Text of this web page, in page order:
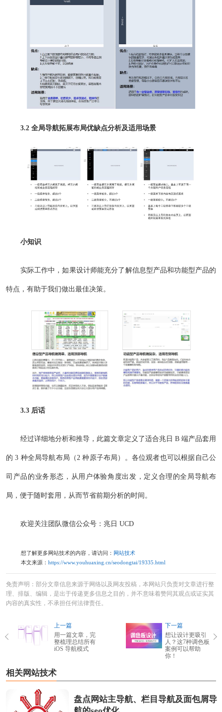
3.2 全局导航拓展布局优缺点分析及适用场景
小知识
实际工作中，如果设计师能充分了解信息型产品和功能型产品的
特点，有助于我们做出最佳决策。
3.3 后话
经过详细地分析和推导，此篇文章定义了适合兆日 B 端产品套用
的 3 种全局导航布局（2 种原子布局）。各位观者也可以根据自己公
司产品的业务形态，从用户体验角度出发，定义合理的全局导航布
局，便于随时套用，从而节省前期分析的时间。
欢迎关注团队微信公众号：兆日 UCD
想了解更多网站技术的内容，请访问： 网站技术
本文来源： https://www.youhuaxing.cn/seodongtai/19335.html
免责声明：部分文章信息来源于网络以及网友投稿，本网站只负责对文章进行整
理、排版、编辑，是出于传递更多信息之目的，并不意味着赞同其观点或证实其
内容的真实性，不承担任何法律责任。
上一篇
用一篇文章，完
整梳理总结所有
iOS 导航模式
下一篇
想让设计更吸引
人？这7种调色板
案例可以帮助
你！
相关网站技术
盘点网站主导航、栏目导航及面包屑导